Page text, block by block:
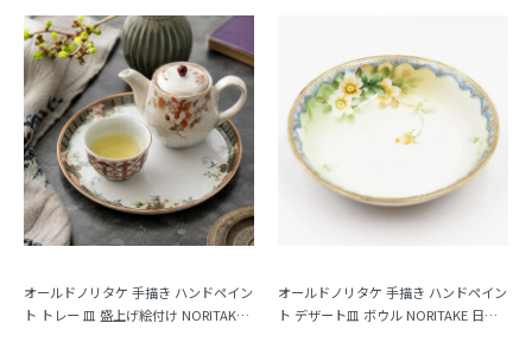
オールドノリタケ 手描き ハンドペイン
ト トレー 皿 盛上げ絵付け NORITAKE
オールドノリタケ 手描き ハンドペイン
ト デザート皿 ボウル NORITAKE 日本